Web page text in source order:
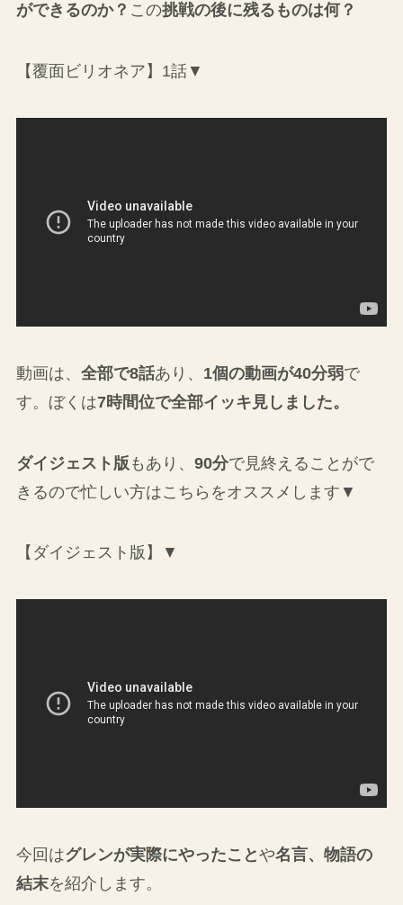
ができるのか？ この挑戦の後に残るものは何？
【覆面ビリオネア】1話▼
動画は、 全部で8話あり、 1個の動画が40分弱で
す。ぼくは7時間位で全部イッキ見しました。
ダイジェスト版 もあり、 90分で見終えることがで
きるので忙しい方はこちらをオススメします▼
【ダイジェスト版】▼
今回はグレンが実際にやったことや名言、物語の
結末を紹介します。